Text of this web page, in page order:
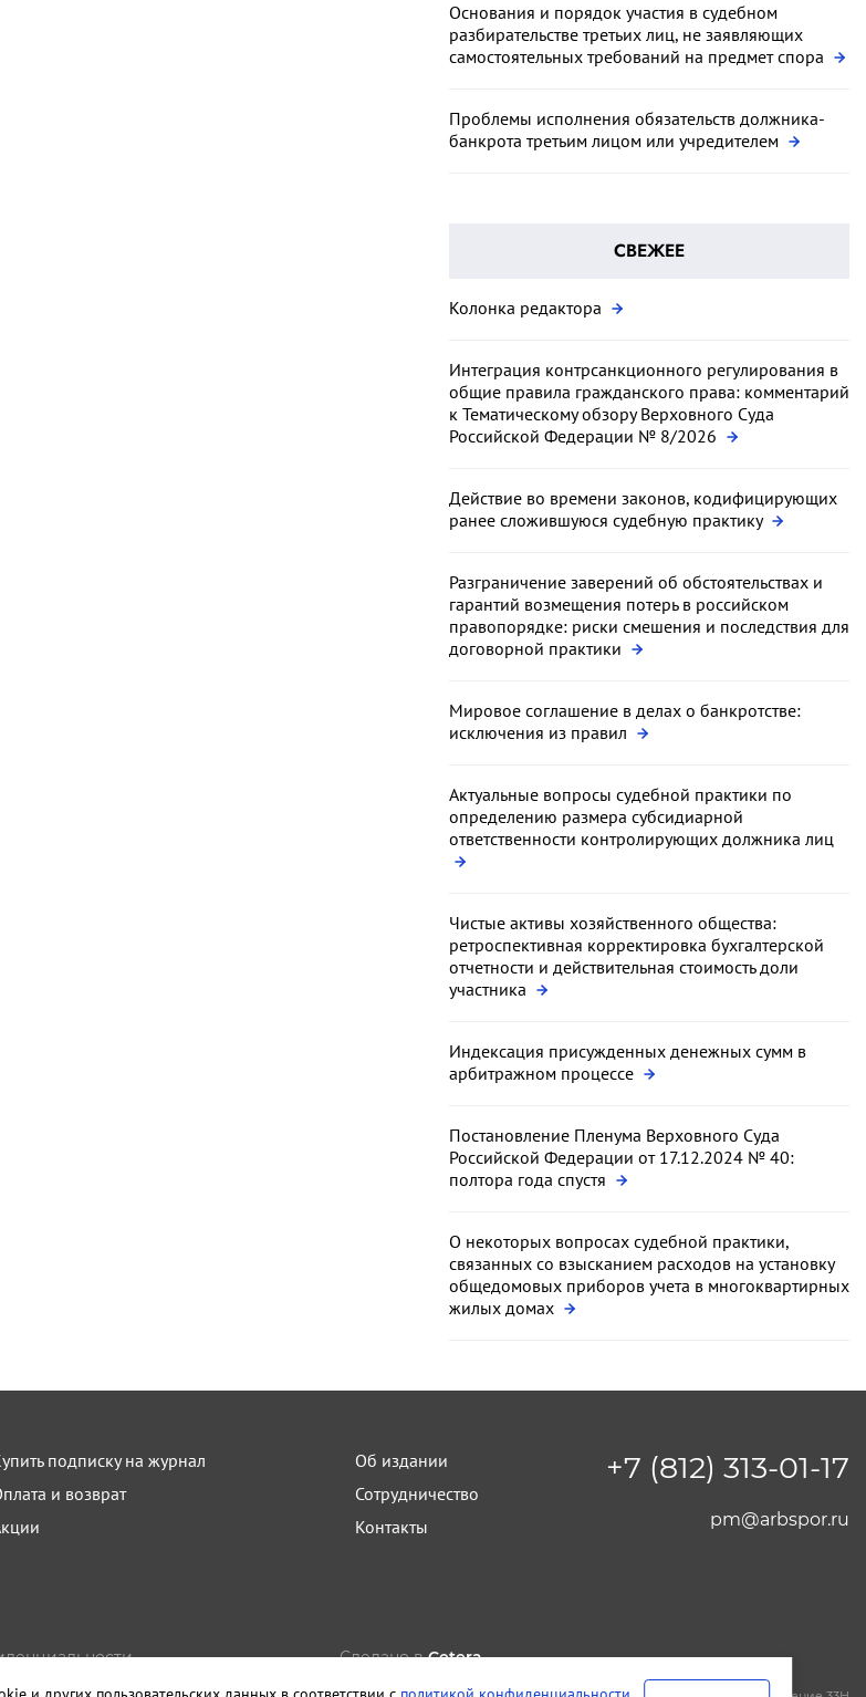
Основания и порядок участия в судебном
разбирательстве третьих лиц, не заявляющих
самостоятельных требований на предмет спора
Проблемы исполнения обязательств должника-
банкрота третьим лицом или учредителем
СВЕЖЕЕ
Колонка редактора
Интеграция контрсанкционного регулирования в
общие правила гражданского права: комментарий
к Тематическому обзору Верховного Суда
Российской Федерации № 8/2026
Действие во времени законов, кодифицирующих
ранее сложившуюся судебную практику
Разграничение заверений об обстоятельствах и
гарантий возмещения потерь в российском
правопорядке: риски смешения и последствия для
договорной практики
Мировое соглашение в делах о банкротстве:
исключения из правил
Актуальные вопросы судебной практики по
определению размера субсидиарной
ответственности контролирующих должника лиц
Чистые активы хозяйственного общества:
ретроспективная корректировка бухгалтерской
отчетности и действительная стоимость доли
участника
Индексация присужденных денежных сумм в
арбитражном процессе
Постановление Пленума Верховного Суда
Российской Федерации от 17.12.2024 № 40:
полтора года спустя
О некоторых вопросах судебной практики,
связанных со взысканием расходов на установку
общедомовых приборов учета в многоквартирных
жилых домах
подписку на журнал
и возврат
Об издании
Сотрудничество
Контакты
+7 (812) 313-01-17
pm@arbspor.ru
Сделано вCetera